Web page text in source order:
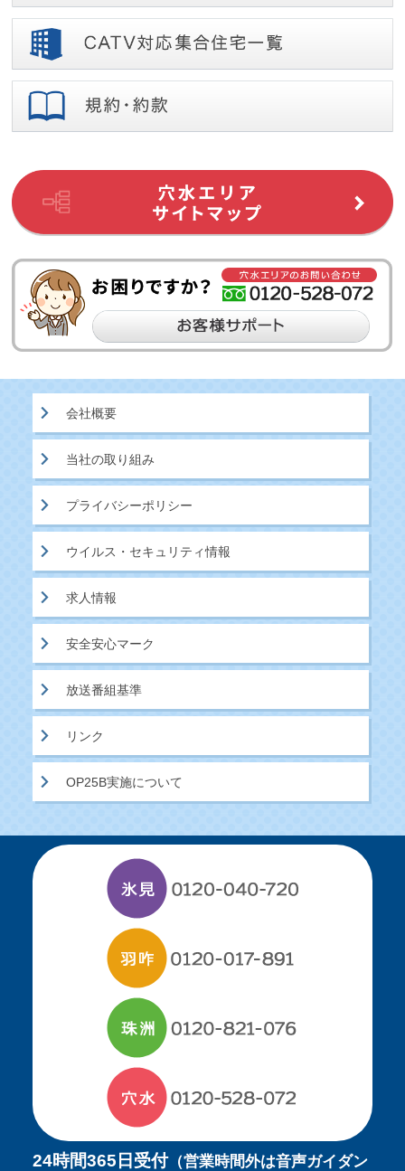
会社概要
当社の取り組み
プライバシーポリシー
ウイルス・セキュリティ情報
求人情報
安全安心マーク
放送番組基準
リンク
OP25B実施について
24時間365日受付（営業時間外は音声ガイダン